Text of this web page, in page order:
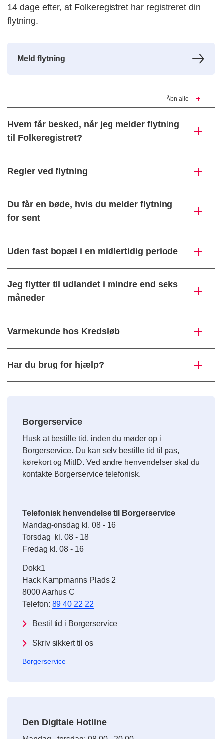
14 dage efter, at Folkeregistret har registreret din
flytning.
Meld flytning
Åbn alle
Hvem får besked, når jeg melder flytning
til Folkeregistret?
Regler ved flytning
Du får en bøde, hvis du melder flytning
for sent
Uden fast bopæl i en midlertidig periode
Jeg flytter til udlandet i mindre end seks
måneder
Varmekunde hos Kredsløb
Har du brug for hjælp?
Borgerservice
Husk at bestille tid, inden du møder op i
Borgerservice. Du kan selv bestille tid til pas,
kørekort og MitID. Ved andre henvendelser skal du
kontakte Borgerservice telefonisk.
Telefonisk henvendelse til Borgerservice
Mandag-onsdag kl. 08 - 16
Torsdag kl. 08 - 18
Fredag kl. 08 - 16
Dokk1
Hack Kampmanns Plads 2
8000 Aarhus C
Telefon: 89 40 22 22
Bestil tid i Borgerservice
Skriv sikkert til os
Borgerservice
Den Digitale Hotline